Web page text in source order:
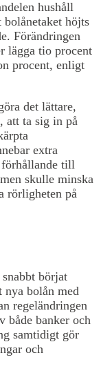
hushåll
bolånetaket höjts
Förändringen
lägga tio procent
procent, enligt
det lättare,
att ta sig in på
extra
till
skulle minska
rörligheten på
börjat
bolån med
regeländringen
både banker och
samtidigt gör
och